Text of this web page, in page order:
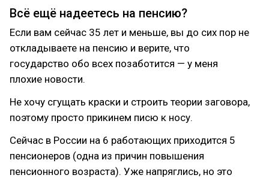
Всё ещё надеетесь на пенсию?
Если вам сейчас 35 лет и меньше, вы до сих пор не
откладываете на пенсию и верите, что
государство обо всех позаботится — у меня
плохие новости.
Не хочу сгущать краски и строить теории заговора,
поэтому просто прикинем писю к носу.
Сейчас в России на 6 работающих приходится 5
пенсионеров (одна из причин повышения
пенсионного возраста). Уже напряглись, но это